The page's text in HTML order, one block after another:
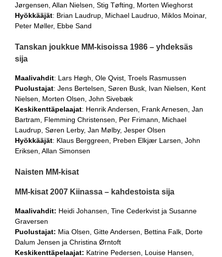
Jørgensen, Allan Nielsen, Stig Tøfting, Morten Wieghorst
Hyökkääjät: Brian Laudrup, Michael Laudruo, Miklos Moinar,
Peter Møller, Ebbe Sand
Tanskan joukkue MM-kisoissa 1986 – yhdeksäs
sija
Maalivahdit: Lars Høgh, Ole Qvist, Troels Rasmussen
Puolustajat: Jens Bertelsen, Søren Busk, Ivan Nielsen, Kent
Nielsen, Morten Olsen, John Sivebæk
Keskikenttäpelaajat: Henrik Andersen, Frank Arnesen, Jan
Bartram, Flemming Christensen, Per Frimann, Michael
Laudrup, Søren Lerby, Jan Mølby, Jesper Olsen
Hyökkääjät: Klaus Berggreen, Preben Elkjær Larsen, John
Eriksen, Allan Simonsen
Naisten MM-kisat
MM-kisat 2007 Kiinassa – kahdestoista sija
Maalivahdit: Heidi Johansen, Tine Cederkvist ja Susanne
Graversen
Puolustajat: Mia Olsen, Gitte Andersen, Bettina Falk, Dorte
Dalum Jensen ja Christina Ørntoft
Keskikenttäpelaajat: Katrine Pedersen, Louise Hansen,